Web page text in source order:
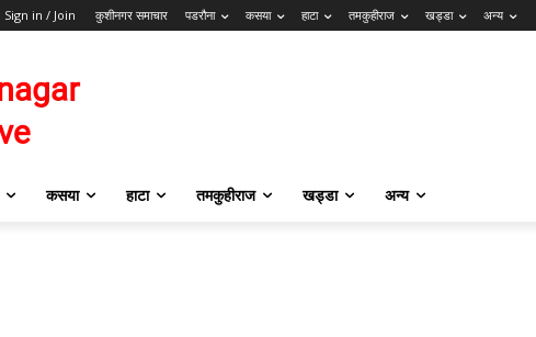
Sign in / Join कुशीनगर समाचार पडरौना कसया हाटा तमकुहीराज खड्डा अन्य
कसया हाटा तमकुहीराज खड्डा अन्य